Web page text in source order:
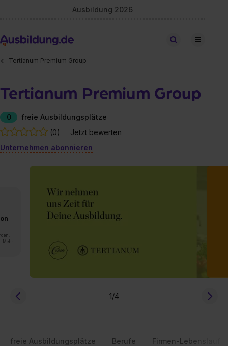
Ausbildung 2026
Stellen finden
Tertianum Premium Group
Tertianum Premium Group
0
freie Ausbildungsplätze
(0)
Jetzt bewerten
Unternehmen abonnieren
Mehr
1/4
freie Ausbildungsplätze Berufe Firmen-Lebenslauf